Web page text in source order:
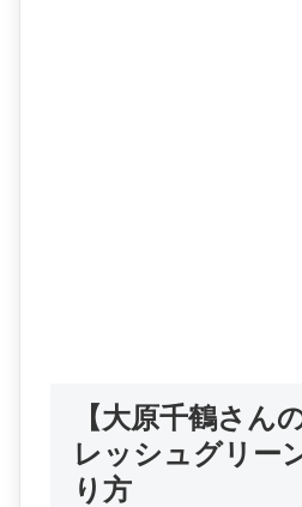
【大原千鶴さん
レッシュグリー
り方